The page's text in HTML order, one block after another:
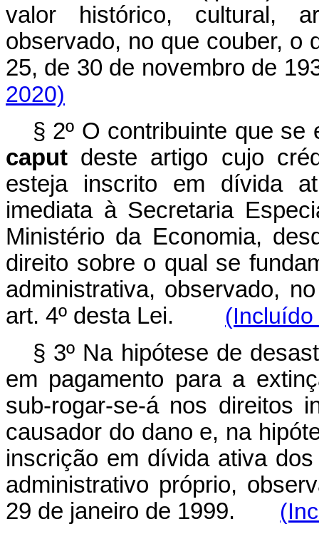
valor histórico, cultural,
observado, no que couber, o
25, de 30 de novembro
2020)
§ 2º O contribuinte que
caput deste artigo cujo
esteja inscrito em dívida
imediata à Secretaria
Ministério da Economia,
direito sobre o qual se
administrativa, observado,
art. 4º desta Lei.
§ 3º Na hipótese de
em pagamento para a
sub-rogar-se-á nos direitos
causador do dano e, na
inscrição em dívida ativa
administrativo próprio,
29 de janeiro de 1999.